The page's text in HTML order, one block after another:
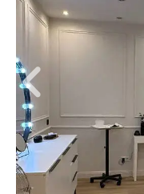
Fr 08:00 - 12:00
Kosmetik Studio: *
Skin Pen , Hyaluron
up
Leistungen
Hautstudio Heuchert
Kosmetik, Gesichts-
Kosmetikpakete,
Hautstraffung,